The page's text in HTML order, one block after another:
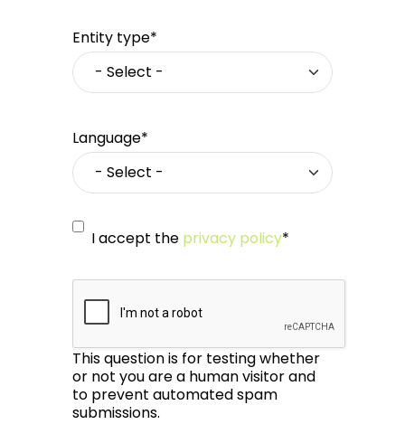
Entity type*
Language*
I accept the privacy policy*
This question is for testing whether
or not you are a human visitor and
to prevent automated spam
submissions.